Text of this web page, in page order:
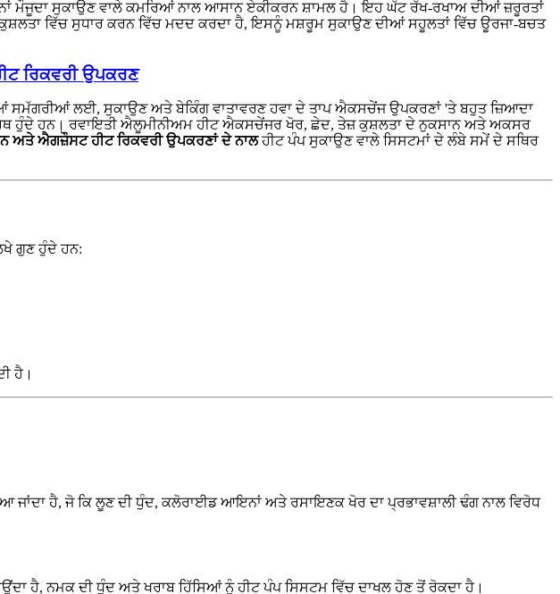
ਮੌਜੂਦਾ ਸੁਕਾਉਣ ਵਾਲੇ ਕਮਰਿਆਂ ਨਾਲ ਆਸਾਨ ਏਕੀਕਰਨ ਸ਼ਾਮਲ ਹੈ। ਇਹ ਘੱਟ ਰੱਖ-ਰਖਾਅ ਦੀਆਂ ਜ਼ਰੂਰਤਾਂ
ਵਿੱਚ ਸੁਧਾਰ ਕਰਨ ਵਿੱਚ ਮਦਦ ਕਰਦਾ ਹੈ, ਇਸਨੂੰ ਮਸ਼ਰੂਮ ਸੁਕਾਉਣ ਦੀਆਂ ਸਹੂਲਤਾਂ ਵਿੱਚ ਊਰਜਾ-ਬਚਤ
ਰਿਕਵਰੀ ਉਪਕਰਣ
ਸਮੱਗਰੀਆਂ ਲਈ, ਸੁਕਾਉਣ ਅਤੇ ਬੇਕਿੰਗ ਵਾਤਾਵਰਣ ਹਵਾ ਦੇ ਤਾਪ ਐਕਸਚੇਂਜ ਉਪਕਰਣਾਂ 'ਤੇ ਬਹੁਤ ਜ਼ਿਆਦਾ
ਹੁੰਦੇ ਹਨ। ਰਵਾਇਤੀ ਐਲੂਮੀਨੀਅਮ ਹੀਟ ਐਕਸਚੇਂਜਰ ਖੋਰ, ਛੇਦ, ਤੇਜ਼ ਕੁਸ਼ਲਤਾ ਦੇ ਨੁਕਸਾਨ ਅਤੇ ਅਕਸਰ
ਅਤੇ ਐਗਜ਼ੌਸਟ ਹੀਟ ਰਿਕਵਰੀ ਉਪਕਰਣਾਂ ਦੇ ਨਾਲਹੀਟ ਪੰਪ ਸੁਕਾਉਣ ਵਾਲੇ ਸਿਸਟਮਾਂ ਦੇ ਲੰਬੇ ਸਮੇਂ ਦੇ ਸਥਿਰ
ਗੁਣ ਹੁੰਦੇ ਹਨ:
ਹੈ।
ਹੈ, ਜੋ ਕਿ ਲੂਣ ਦੀ ਧੁੰਦ, ਕਲੋਰਾਈਡ ਆਇਨਾਂ ਅਤੇ ਰਸਾਇਣਕ ਖੋਰ ਦਾ ਪ੍ਰਭਾਵਸ਼ਾਲੀ ਢੰਗ ਨਾਲ ਵਿਰੋਧ
ਹੈ, ਨਮਕ ਦੀ ਧੁੰਦ ਅਤੇ ਖਰਾਬ ਹਿੱਸਿਆਂ ਨੂੰ ਹੀਟ ਪੰਪ ਸਿਸਟਮ ਵਿੱਚ ਦਾਖਲ ਹੋਣ ਤੋਂ ਰੋਕਦਾ ਹੈ।